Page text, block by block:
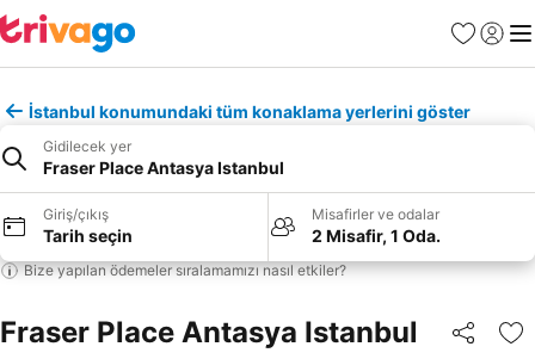
Favoriler
Giriş
İstanbul konumundaki tüm konaklama yerlerini göster
Gidilecek yer
Fraser Place Antasya Istanbul
Giriş/çıkış
Tarih seçin
Misafirler ve odalar
2 Misafir, 1 Oda.
Bize yapılan ödemeler sıralamamızı nasıl etkiler?
Fraser Place Antasya Istanbul Paylaş